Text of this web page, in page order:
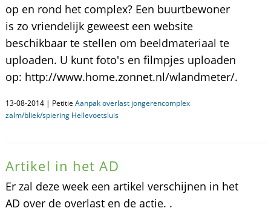
op en rond het complex? Een buurtbewoner
is zo vriendelijk geweest een website
beschikbaar te stellen om beeldmateriaal te
uploaden. U kunt foto's en filmpjes uploaden
op: http://www.home.zonnet.nl/wlandmeter/.
13-08-2014 | Petitie Aanpak overlast jongerencomplex
zalm/bliek/spiering Hellevoetsluis
Artikel in het AD
Er zal deze week een artikel verschijnen in het
AD over de overlast en de actie. .